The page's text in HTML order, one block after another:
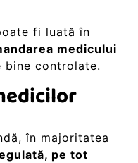
fi luată în
medicului
controlate.
în majoritatea
pe tot